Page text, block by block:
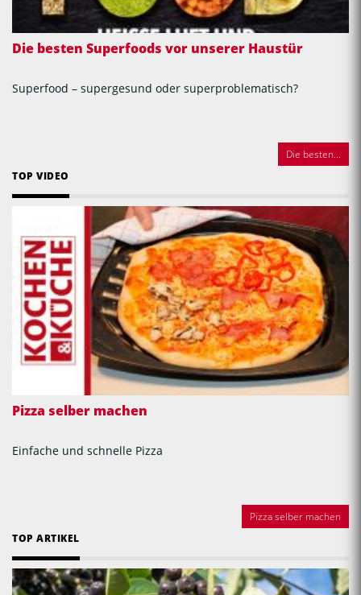
Die besten Superfoods vor unserer Haustür
Superfood – supergesund oder superproblematisch?
Die besten...
TOP VIDEO
Pizza selber machen
Einfache und schnelle Pizza
Pizza selber machen
TOP ARTIKEL